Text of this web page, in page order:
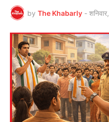
by The Khabarly -